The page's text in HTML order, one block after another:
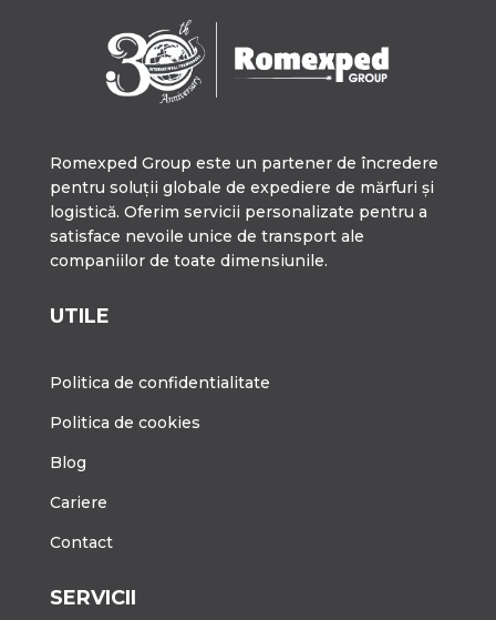
Romexped Group este un partener de încredere
pentru soluții globale de expediere de mărfuri și
logistică. Oferim servicii personalizate pentru a
satisface nevoile unice de transport ale
companiilor de toate dimensiunile.
UTILE
Politica de confidentialitate
Politica de cookies
Blog
Cariere
Contact
SERVICII